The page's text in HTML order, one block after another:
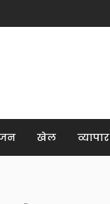
खेल व्यापार